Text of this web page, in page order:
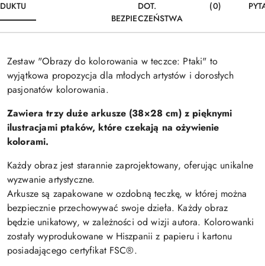
DOT.
BEZPIECZEŃSTWA
(0)
Zestaw "Obrazy do kolorowania w teczce: Ptaki" to
wyjątkowa propozycja dla młodych artystów i dorosłych
pasjonatów kolorowania.
Zawiera trzy duże arkusze (38×28 cm) z pięknymi
ilustracjami ptaków, które czekają na ożywienie
kolorami.
Każdy obraz jest starannie zaprojektowany, oferując unikalne
wyzwanie artystyczne.
Arkusze są zapakowane w ozdobną teczkę, w której można
bezpiecznie przechowywać swoje dzieła. Każdy obraz
będzie unikatowy, w zależności od wizji autora. Kolorowanki
zostały wyprodukowane w Hiszpanii z papieru i kartonu
posiadającego certyfikat FSC®.